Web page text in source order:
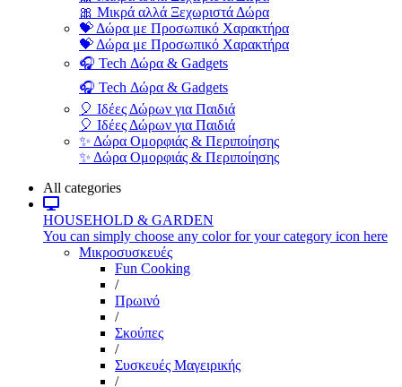
🎀 Μικρά αλλά Ξεχωριστά Δώρα
💝 Δώρα με Προσωπικό Χαρακτήρα
💝 Δώρα με Προσωπικό Χαρακτήρα
🎧 Tech Δώρα & Gadgets
🎧 Tech Δώρα & Gadgets
🎈 Ιδέες Δώρων για Παιδιά
🎈 Ιδέες Δώρων για Παιδιά
✨ Δώρα Ομορφιάς & Περιποίησης
✨ Δώρα Ομορφιάς & Περιποίησης
All categories
HOUSEHOLD & GARDEN
You can simply choose any color for your category icon here
Μικροσυσκευές
Fun Cooking
/
Πρωινό
/
Σκούπες
/
Συσκευές Μαγειρικής
/